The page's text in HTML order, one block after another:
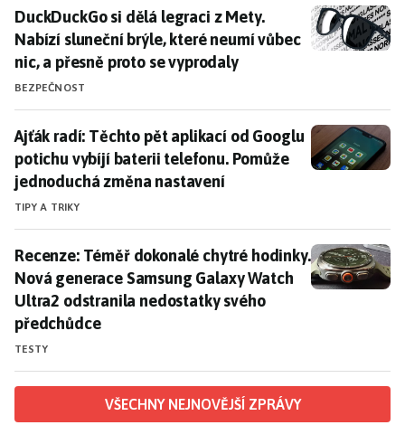
DuckDuckGo si dělá legraci z Mety. Nabízí sluneční
DuckDuckGo si dělá legraci z Mety.
Nabízí sluneční brýle, které neumí vůbec
nic, a přesně proto se vyprodaly
BEZPEČNOST
Ajťák radí: Těchto pět aplikací od Googlu potichu
Ajťák radí: Těchto pět aplikací od Googlu
potichu vybíjí baterii telefonu. Pomůže
jednoduchá změna nastavení
TIPY A TRIKY
Recenze: Téměř dokonalé chytré hodinky. Nová
Recenze: Téměř dokonalé chytré hodinky.
Nová generace Samsung Galaxy Watch
Ultra2 odstranila nedostatky svého
předchůdce
TESTY
VŠECHNY NEJNOVĚJŠÍ ZPRÁVY